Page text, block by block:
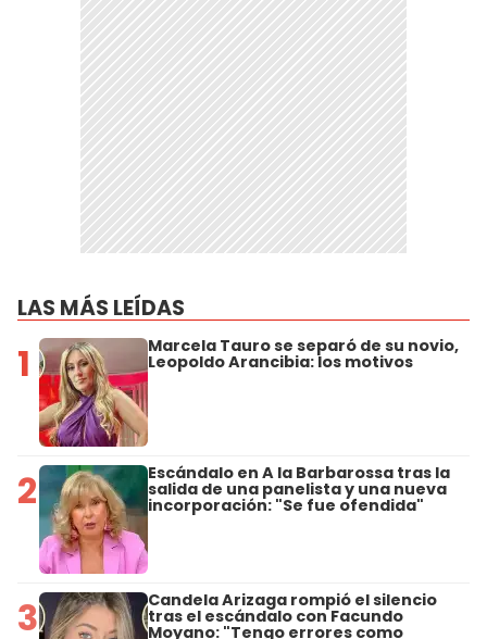
LAS MÁS LEÍDAS
1 Marcela Tauro se separó de su novio,
Leopoldo Arancibia: los motivos
2 Escándalo en A la Barbarossa tras la
salida de una panelista y una nueva
incorporación: "Se fue ofendida"
3 Candela Arizaga rompió el silencio
tras el escándalo con Facundo
Moyano: "Tengo errores como